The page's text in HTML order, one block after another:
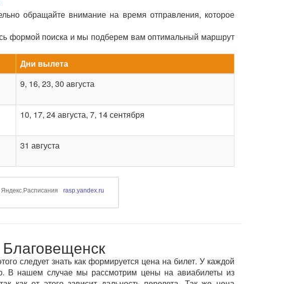
обращайте внимание на время отправления, которое
формой поиска и мы подберем вам оптимальный маршрут
Дни вылета
9, 16, 23, 30 августа
10, 17, 24 августа, 7, 14 сентября
31 августа
rasp.yandex.ru
следует знать как формируется цена на билет. У каждой
В нашем случае мы рассмотрим цены на авиабилеты из